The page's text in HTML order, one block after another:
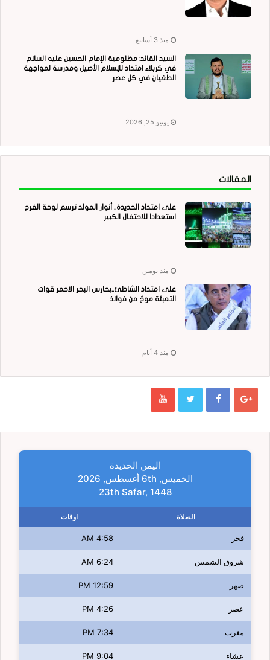
منذ 3 أسابيع
السيد القائد: مظلومية الإمام الحسين عليه السلام
في كربلاء امتداد للإسلام الأصيل ومدرسة لمواجهة
الطغيان في كل عصر
يونيو 25, 2026
المقالات
على امتداد الحديدة.. أنوار المولد ترسم لوحة الفرح
استعدادا للاحتفال الكبير
منذ يومين
على امتداد الشاطئ..بحارس البحر الاحمر قوات
التعبئة موجٌ من فولاذ
منذ 4 أيام
اليمن الحديدة
الخميس, 6th أغسطس, 2026
23th Safar, 1448
الصلاة اوقات
فجر 4:58 AM
شروق الشمس 6:24 AM
ضهر 12:59 PM
عصر 4:26 PM
مغرب 7:34 PM
عشاء 9:04 PM